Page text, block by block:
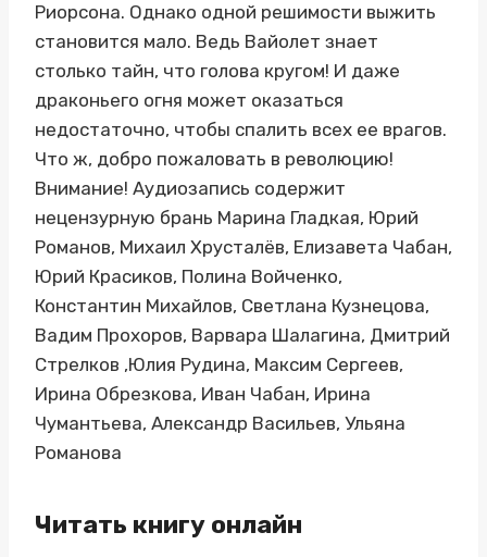
Риорсона. Однако одной решимости выжить
становится мало. Ведь Вайолет знает
столько тайн, что голова кругом! И даже
драконьего огня может оказаться
недостаточно, чтобы спалить всех ее врагов.
Что ж, добро пожаловать в революцию!
Внимание! Аудиозапись содержит
нецензурную брань Марина Гладкая, Юрий
Романов, Михаил Хрусталёв, Елизавета Чабан,
Юрий Красиков, Полина Войченко,
Константин Михайлов, Светлана Кузнецова,
Вадим Прохоров, Варвара Шалагина, Дмитрий
Стрелков ,Юлия Рудина, Максим Сергеев,
Ирина Обрезкова, Иван Чабан, Ирина
Чумантьева, Александр Васильев, Ульяна
Романова
Читать книгу онлайн